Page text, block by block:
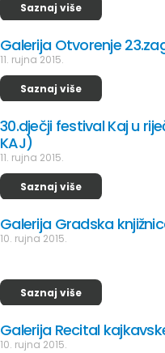
Saznaj više
Galerija Otvorenje
11. rujna 2015.
Saznaj više
30.dječji festival Kaj u
KAJ)
11. rujna 2015.
Saznaj više
Galerija Gradska
10. rujna 2015.
Saznaj više
Galerija Recital
10. rujna 2015.